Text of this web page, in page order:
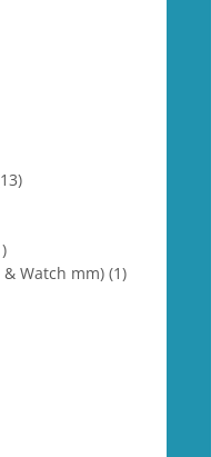
& Watch mm)(1)